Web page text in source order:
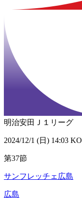
明治安田Ｊ１リーグ
2024/12/1 (日) 14:03 KO
第37節
サンフレッチェ広島
広島